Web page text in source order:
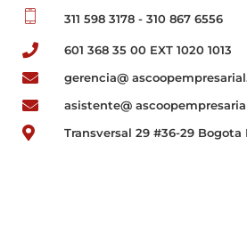
311 598 3178 - 310 867 6556
601 368 35 00 EXT 1020 1013
gerencia@
asistente@
Transversal 29 #36-29 Bogota